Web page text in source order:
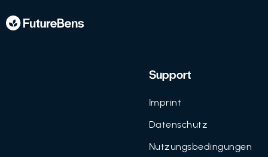
Support
Imprint
Datenschutz
Nutzungsbedingungen